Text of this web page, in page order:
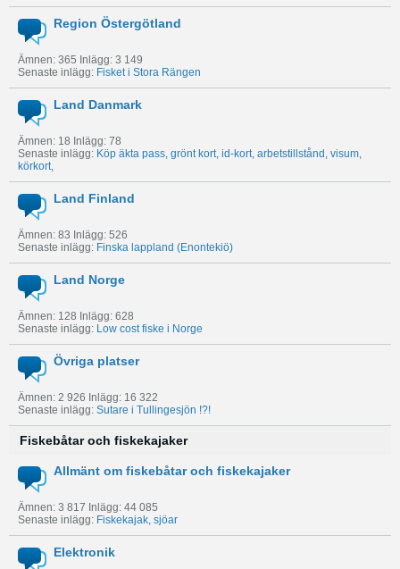
Region Östergötland
Ämnen: 365 Inlägg: 3 149
Senaste inlägg: Fisket i Stora Rängen
Land Danmark
Ämnen: 18 Inlägg: 78
Senaste inlägg: Köp äkta pass, grönt kort, id-kort, arbetstillstånd, visum,
körkort,
Land Finland
Ämnen: 83 Inlägg: 526
Senaste inlägg: Finska lappland (Enontekiö)
Land Norge
Ämnen: 128 Inlägg: 628
Senaste inlägg: Low cost fiske i Norge
Övriga platser
Ämnen: 2 926 Inlägg: 16 322
Senaste inlägg: Sutare i Tullingesjön !?!
Fiskebåtar och fiskekajaker
Allmänt om fiskebåtar och fiskekajaker
Ämnen: 3 817 Inlägg: 44 085
Senaste inlägg: Fiskekajak, sjöar
Elektronik